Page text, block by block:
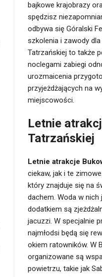
bajkowe krajobrazy
spędzisz
odbywa się Góralski
szkolenia i zawody
Tatrzańskiej to także
noclegami zabiegi
urozmaicenia
przyjeżdżających na
miejscowości.
Letnie
Tatrzańskiej
Letnie atrakcje
ciekaw, jak i te
który znajduje się na
dachem. Woda w
dodatkiem są
jacuzzi. W specjalnie
najmłodsi będą się
okiem ratowników. W
organizowane są
powietrzu, takie jak